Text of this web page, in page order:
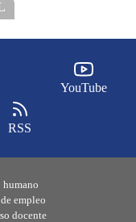
YouTube
RSS
humano
empleo
docente